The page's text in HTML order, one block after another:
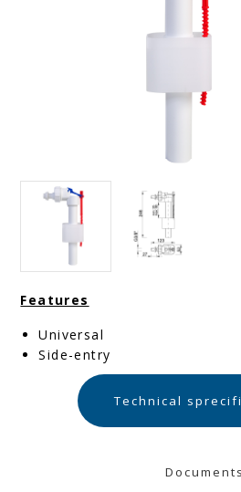
Features
Universal
Side-entry
Technical
Documents